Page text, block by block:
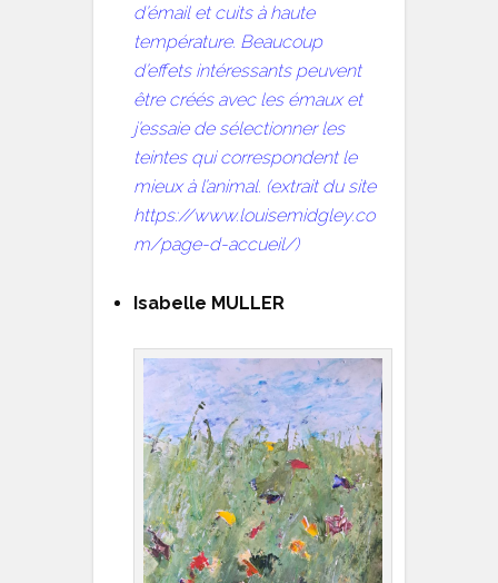
d’émail et cuits à haute
température. Beaucoup
d’effets intéressants peuvent
être créés avec les émaux et
j’essaie de sélectionner les
teintes qui correspondent le
mieux à l’animal. (extrait du site
https://www.louisemidgley.co
m/page-d-accueil/)
Isabelle MULLER